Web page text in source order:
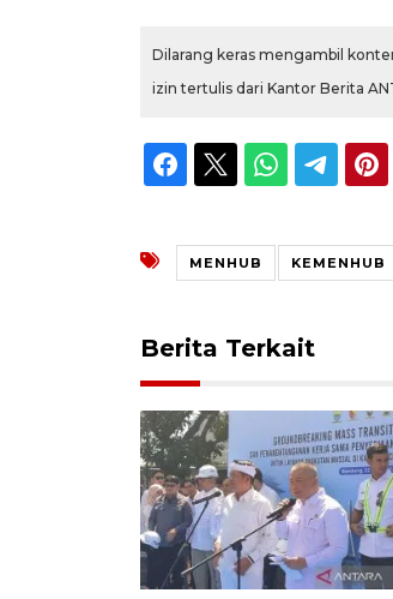
Dilarang keras mengambil
izin tertulis dari Kantor Berita
MENHUB KEMENHUB
Berita Terkait